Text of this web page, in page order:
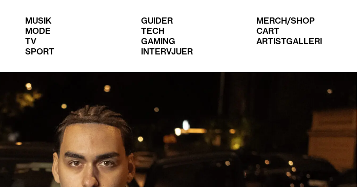
MUSIK
MODE
TV
SPORT
GUIDER
TECH
GAMING
INTERVJUER
MERCH/SHOP
CART
ARTISTGALLERI